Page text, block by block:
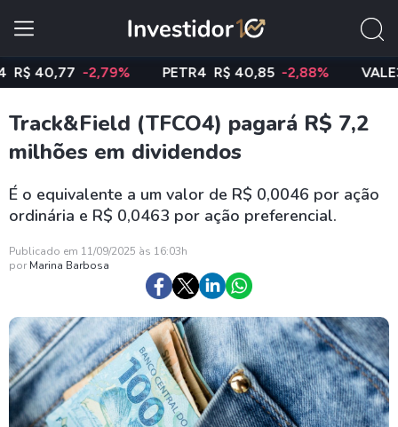
40,77 -2,79% PETR4 R$ 40,85 -2,88% VALE3
Track&Field (TFCO4) pagará R$ 7,2
milhões em dividendos
É o equivalente a um valor de R$ 0,0046 por ação
ordinária e R$ 0,0463 por ação preferencial.
Publicado em 11/09/2025 às 16:03h
por Marina Barbosa